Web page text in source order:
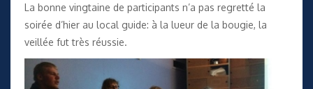
La bonne vingtaine de participants n’a pas regretté la
soirée d’hier au local guide: à la lueur de la bougie, la
veillée fut très réussie.